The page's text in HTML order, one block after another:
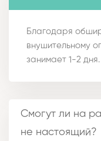
Благодаря
внушительному
занимает 1-2 дня.
Смогут ли на
не настоящий?